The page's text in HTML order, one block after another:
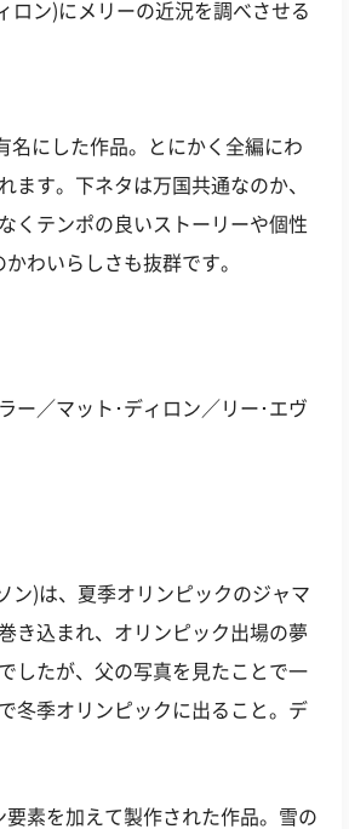
ロン)にメリーの近況を調べさせる
名にした作品。とにかく全編にわ
ます。下ネタは万国共通なのか、
くテンポの良いストーリーや個性
わいらしさも抜群です。
ー／マット･ディロン／リー･エヴ
ン)は、夏季オリンピックのジャマ
き込まれ、オリンピック出場の夢
したが、父の写真を見たことで一
冬季オリンピックに出ること。デ
素を加えて製作された作品。雪の